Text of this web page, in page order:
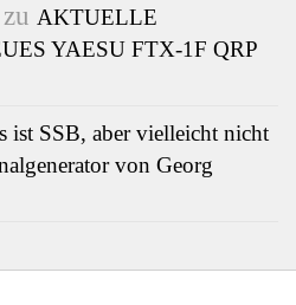
zu AKTUELLE
YAESU FTX-1F QRP
ist SSB, aber vielleicht nicht
von Georg